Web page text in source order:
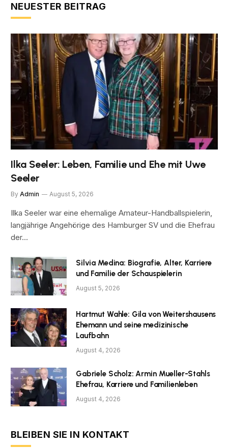
NEUESTER BEITRAG
Ilka Seeler: Leben, Familie und Ehe mit Uwe
Seeler
By Admin August 5, 2026
Ilka Seeler war eine ehemalige Amateur-Handballspielerin,
langjährige Angehörige des Hamburger SV und die Ehefrau
der…
Silvia Medina: Biografie, Alter, Karriere
und Familie der Schauspielerin
August 5, 2026
Hartmut Wahle: Gila von Weitershausens
Ehemann und seine medizinische
Laufbahn
August 4, 2026
Gabriele Scholz: Armin Mueller-Stahls
Ehefrau, Karriere und Familienleben
August 4, 2026
BLEIBEN SIE IN KONTAKT